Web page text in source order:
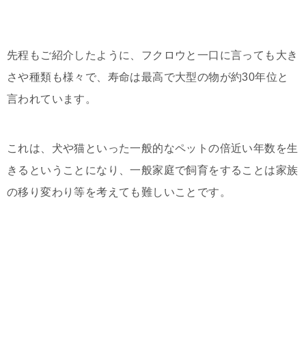
先程もご紹介したように、フクロウと一口に言っても大き
さや種類も様々で、寿命は最高で大型の物が約30年位と
言われています。
これは、犬や猫といった一般的なペットの倍近い年数を生
きるということになり、一般家庭で飼育をすることは家族
の移り変わり等を考えても難しいことです。